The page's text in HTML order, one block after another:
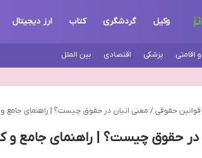
وکیل گردشگری کتاب ارز دیجیتال
اقامتی پزشکی اقتصادی بین الملل
قوانین حقوقی / معنی اتیان در حقوق چیست؟ | راهنمای جامع و
در حقوق چیست؟ | راهنمای جامع و